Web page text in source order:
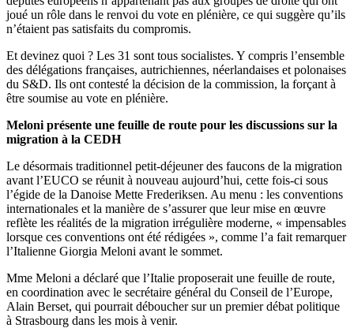
joué un rôle dans le renvoi du vote en plénière, ce qui suggère qu’ils
n’étaient pas satisfaits du compromis.
Et devinez quoi ? Les 31 sont tous socialistes. Y compris l’ensemble
des délégations françaises, autrichiennes, néerlandaises et polonaises
du S&D. Ils ont contesté la décision de la commission, la forçant à
être soumise au vote en plénière.
Meloni présente une feuille de route pour les discussions sur la
migration à la CEDH
Le désormais traditionnel petit-déjeuner des faucons de la migration
avant l’EUCO se réunit à nouveau aujourd’hui, cette fois-ci sous
l’égide de la Danoise Mette Frederiksen. Au menu : les conventions
internationales et la manière de s’assurer que leur mise en œuvre
reflète les réalités de la migration irrégulière moderne, « impensables
lorsque ces conventions ont été rédigées », comme l’a fait remarquer
l’Italienne Giorgia Meloni avant le sommet.
Mme Meloni a déclaré que l’Italie proposerait une feuille de route,
en coordination avec le secrétaire général du Conseil de l’Europe,
Alain Berset, qui pourrait déboucher sur un premier débat politique
à Strasbourg dans les mois à venir.